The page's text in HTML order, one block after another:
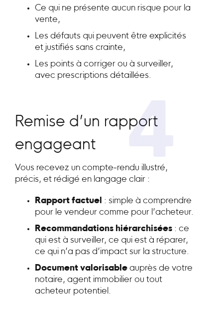
Ce qui ne présente aucun risque pour la
vente,
Les défauts qui peuvent être explicités
et justifiés sans crainte,
Les points à corriger ou à surveiller,
avec prescriptions détaillées.
4
Remise d’un rapport
engageant
Vous recevez un compte-rendu illustré,
précis, et rédigé en langage clair :
Rapport factuel : simple à comprendre
pour le vendeur comme pour l’acheteur.
Recommandations hiérarchisées : ce
qui est à surveiller, ce qui est à réparer,
ce qui n’a pas d’impact sur la structure.
Document valorisable auprès de votre
notaire, agent immobilier ou tout
acheteur potentiel.